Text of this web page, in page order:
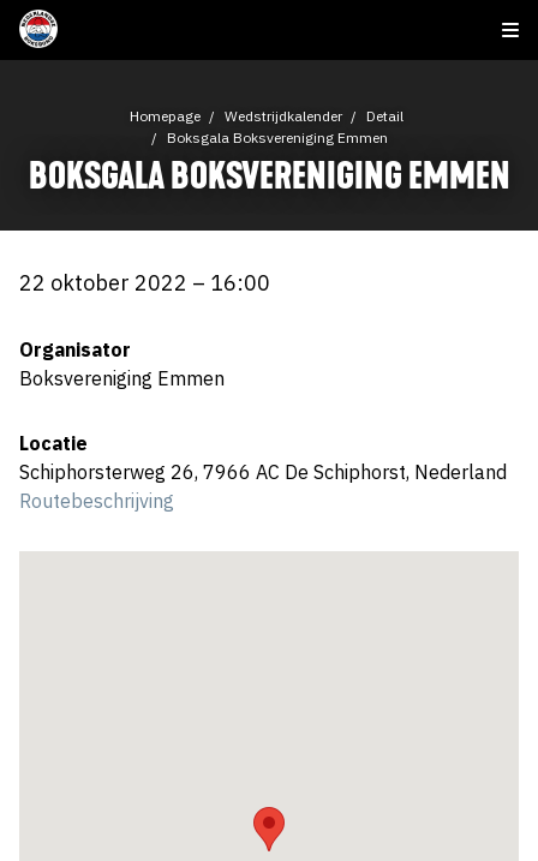
Homepage Wedstrijdkalender
Detail
Boksgala Boksvereniging Emmen
BOKSGALA BOKSVERENIGING EMMEN
22 oktober 2022 – 16:00
Organisator
Boksvereniging Emmen
Locatie
Schiphorsterweg 26, 7966 AC De Schiphorst, Nederland
Routebeschrijving